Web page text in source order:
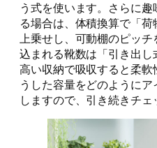
う式を使います。さらに
る場合は、体積換算で「荷
上乗せし、可動棚のピッ
込まれる靴数は「引き出
高い収納で吸収すると柔
うした容量をどのように
しますので、引き続きチェ